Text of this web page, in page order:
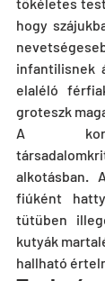
tökéletes
hogy
infantilisnek
elaléló
groteszk
A
alkotásban.
fiúként
tütüben
kutyák
hallható